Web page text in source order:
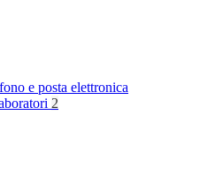
e posta elettronica
2